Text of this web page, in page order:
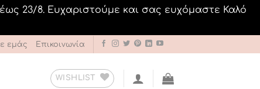
23/8. Ευχαριστούμε και σας ευχόμαστε Καλό
εμάς Επικοινωνία
WISHLIST